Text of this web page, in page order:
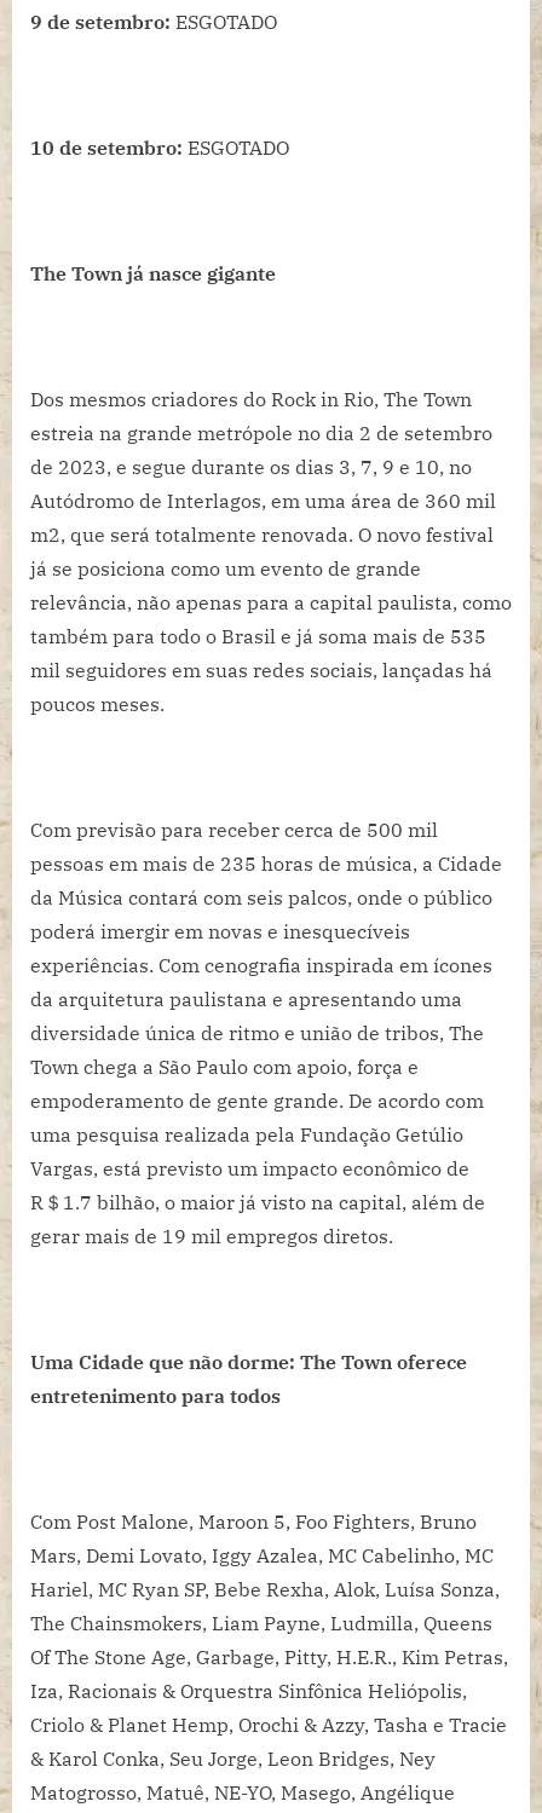
9 de setembro: ESGOTADO
10 de setembro: ESGOTADO
The Town já nasce gigante
Dos mesmos criadores do Rock in Rio, The Town
estreia na grande metrópole no dia 2 de setembro
de 2023, e segue durante os dias 3, 7, 9 e 10, no
Autódromo de Interlagos, em uma área de 360 mil
m2, que será totalmente renovada. O novo festival
já se posiciona como um evento de grande
relevância, não apenas para a capital paulista, como
também para todo o Brasil e já soma mais de 535
mil seguidores em suas redes sociais, lançadas há
poucos meses.
Com previsão para receber cerca de 500 mil
pessoas em mais de 235 horas de música, a Cidade
da Música contará com seis palcos, onde o público
poderá imergir em novas e inesquecíveis
experiências. Com cenografia inspirada em ícones
da arquitetura paulistana e apresentando uma
diversidade única de ritmo e união de tribos, The
Town chega a São Paulo com apoio, força e
empoderamento de gente grande. De acordo com
uma pesquisa realizada pela Fundação Getúlio
Vargas, está previsto um impacto econômico de
R＄1.7 bilhão, o maior já visto na capital, além de
gerar mais de 19 mil empregos diretos.
Uma Cidade que não dorme: The Town oferece
entretenimento para todos
Com Post Malone, Maroon 5, Foo Fighters, Bruno
Mars, Demi Lovato, Iggy Azalea, MC Cabelinho, MC
Hariel, MC Ryan SP, Bebe Rexha, Alok, Luísa Sonza,
The Chainsmokers, Liam Payne, Ludmilla, Queens
Of The Stone Age, Garbage, Pitty, H.E.R., Kim Petras,
Iza, Racionais & Orquestra Sinfônica Heliópolis,
Criolo & Planet Hemp, Orochi & Azzy, Tasha e Tracie
& Karol Conka, Seu Jorge, Leon Bridges, Ney
Matogrosso, Matuê, NE-YO, Masego, Angélique